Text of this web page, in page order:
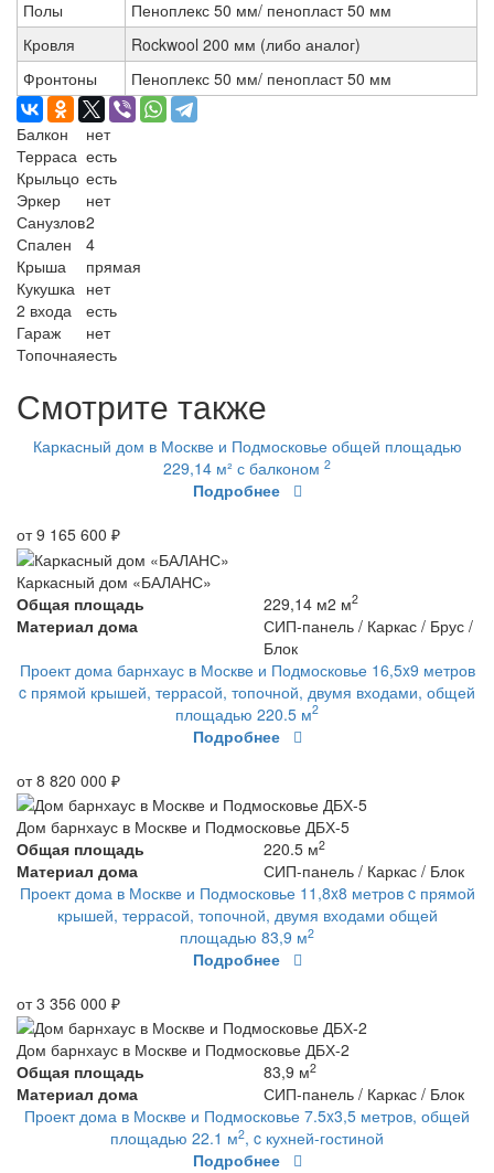
Полы
Пеноплекс 50 мм/ пенопласт 50 мм
Кровля
Rockwool 200 мм (либо аналог)
Фронтоны
Пеноплекс 50 мм/ пенопласт 50 мм
Балкон
нет
Терраса есть
Крыльцо есть
Эркер
нет
Санузлов2
Спален
4
Крыша
прямая
Кукушка нет
2 входа
есть
Гараж
нет
Топочнаяесть
Смотрите также
Каркасный дом в Москве и Подмосковье общей площадью
229,14 м² с балконом 2
Подробнее
от 9 165 600 ₽
Каркасный дом «БАЛАНС»
Общая площадь
229,14 м2 м2
Материал дома
СИП-панель / Каркас / Брус /
Блок
Проект дома барнхаус в Москве и Подмосковье 16,5x9 метров
c прямой крышей, террасой, топочной, двумя входами, общей
площадью 220.5 м2
Подробнее
от 8 820 000 ₽
Дом барнхаус в Москве и Подмосковье ДБХ-5
Общая площадь
220.5 м2
Материал дома
СИП-панель / Каркас / Блок
Проект дома в Москве и Подмосковье 11,8x8 метров c прямой
крышей, террасой, топочной, двумя входами общей
площадью 83,9 м2
Подробнее
от 3 356 000 ₽
Дом барнхаус в Москве и Подмосковье ДБХ-2
Общая площадь
83,9 м2
Материал дома
СИП-панель / Каркас / Блок
Проект дома в Москве и Подмосковье 7.5x3,5 метров, общей
площадью 22.1 м2, c кухней-гостиной
Подробнее